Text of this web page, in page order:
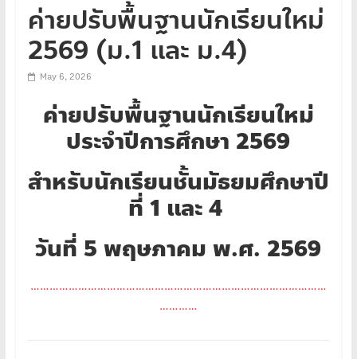
ค่ายปรับพื้นฐานนักเรียนใหม่
2569 (ม.1 และ ม.4)
May 6, 2026
ค่ายปรับพื้นฐานนักเรียนใหม่
ประจำปีการศึกษา 2569
สำหรับนักเรียนชั้นมัธยมศึกษาปี
ที่ 1 และ 4
วันที่ 5 พฤษภาคม พ.ศ. 2569
…………………………………………………………………………………
…………